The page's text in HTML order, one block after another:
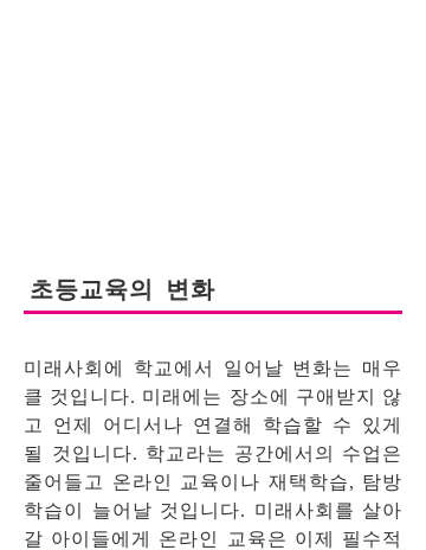
초등교육의 변화
미래사회에 학교에서 일어날 변화는 매우
클 것입니다. 미래에는 장소에 구애받지 않
고 언제 어디서나 연결해 학습할 수 있게
될 것입니다. 학교라는 공간에서의 수업은
줄어들고 온라인 교육이나 재택학습, 탐방
학습이 늘어날 것입니다. 미래사회를 살아
갈 아이들에게 온라인 교육은 이제 필수적